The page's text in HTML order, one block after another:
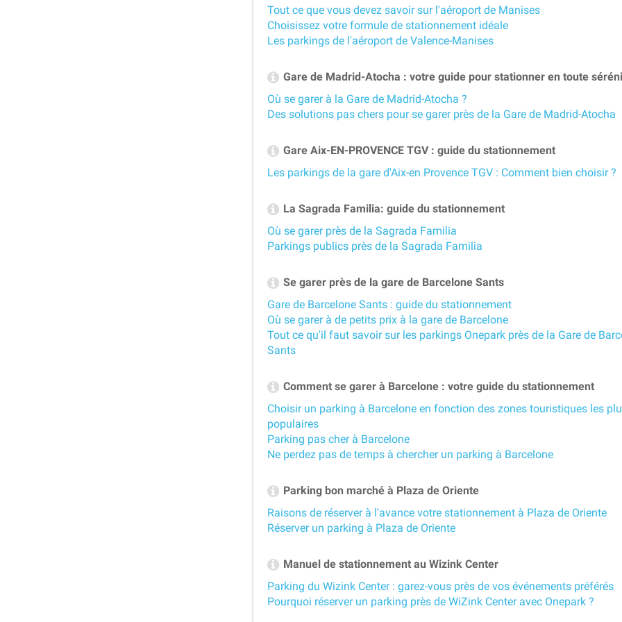
Tout ce que vous devez savoir sur l'aéroport de Manises
Choisissez votre formule de stationnement idéale
Les parkings de l'aéroport de Valence-Manises
Gare de Madrid-Atocha : votre guide pour stationner en toute
Où se garer à la Gare de Madrid-Atocha ?
Des solutions pas chers pour se garer près de la Gare de Madrid-Atocha
Gare Aix-EN-PROVENCE TGV : guide du stationnement
Les parkings de la gare d'Aix-en Provence TGV : Comment bien choisir ?
La Sagrada Familia: guide du stationnement
Où se garer près de la Sagrada Familia
Parkings publics près de la Sagrada Familia
Se garer près de la gare de Barcelone Sants
Gare de Barcelone Sants : guide du stationnement
Où se garer à de petits prix à la gare de Barcelone
Tout ce qu'il faut savoir sur les parkings Onepark près de la Gare de
Sants
Comment se garer à Barcelone : votre guide du stationnement
Choisir un parking à Barcelone en fonction des zones touristiques les
populaires
Parking pas cher à Barcelone
Ne perdez pas de temps à chercher un parking à Barcelone
Parking bon marché à Plaza de Oriente
Raisons de réserver à l'avance votre stationnement à Plaza de Oriente
Réserver un parking à Plaza de Oriente
Manuel de stationnement au Wizink Center
Parking du Wizink Center : garez-vous près de vos événements préférés
Pourquoi réserver un parking près de WiZink Center avec Onepark ?